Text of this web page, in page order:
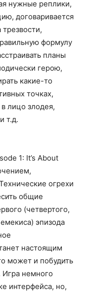
нужные реплики,
договаривается
формулу
планы
герою,
какие-то
точках,
лицо злодея,
т.д.
1: It’s About
огрехи
общие
(четвертого,
эпизода
настоящим
может и побудить
Игра немного
интерфейса, но,